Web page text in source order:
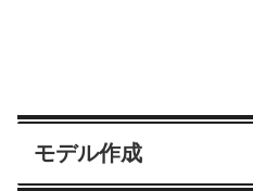
モデル作成